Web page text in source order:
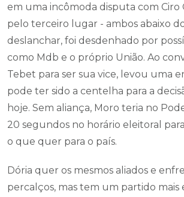
em uma incômoda disputa com Ciro
pelo terceiro lugar - ambos abaixo
deslanchar, foi desdenhado por
como Mdb e o próprio União. Ao
Tebet para ser sua vice, levou uma
pode ter sido a centelha para a
hoje. Sem aliança, Moro teria no
20 segundos no horário eleitoral
o que quer para o país.
Dória quer os mesmos aliados e
percalços, mas tem um partido